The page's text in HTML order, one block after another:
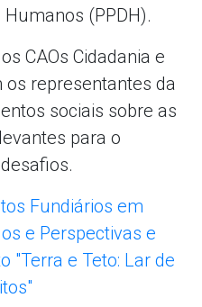
(PPDH).
CAOs Cidadania e
representantes da
sociais sobre as
para o